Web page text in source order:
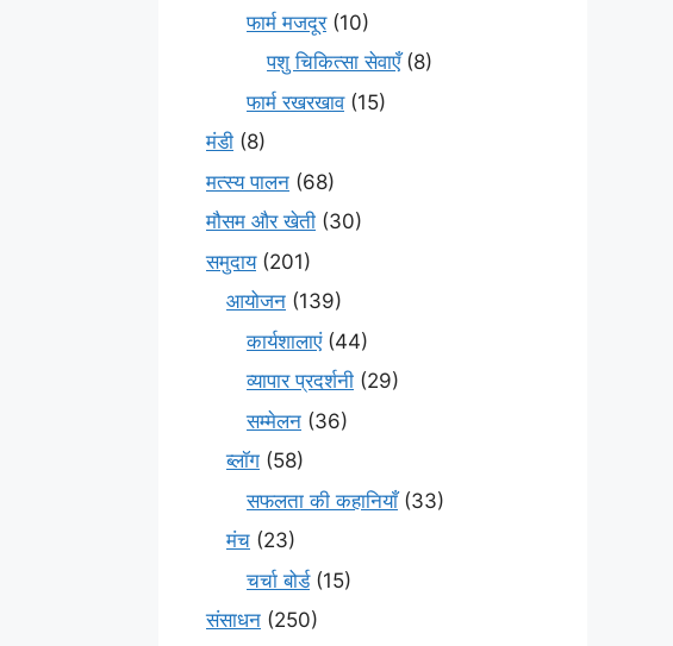
फार्म मजदूर(10)
पशु चिकित्सा सेवाएँ(8)
फार्म रखरखाव(15)
मंडी (8)
मत्स्य पालन (68)
मौसम और खेती (30)
समुदाय(201)
आयोजन (139)
कार्यशालाएं(44)
व्यापार प्रदर्शनी (29)
सम्मेलन (36)
ब्लॉग (58)
सफलता की कहानियाँ(33)
मंच (23)
चर्चा बोर्ड(15)
संसाधन (250)